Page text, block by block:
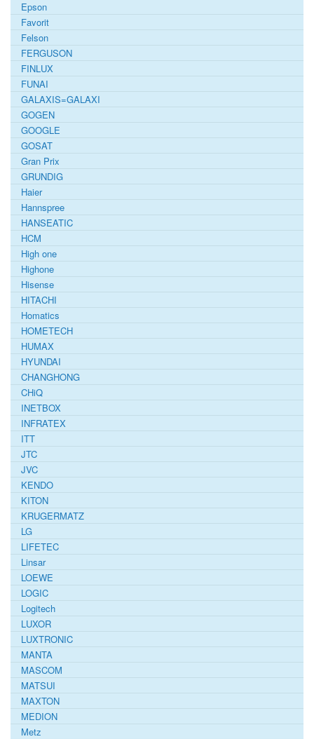
Epson
Favorit
Felson
FERGUSON
FINLUX
FUNAI
GALAXIS=GALAXI
GOGEN
GOOGLE
GOSAT
Gran Prix
GRUNDIG
Haier
Hannspree
HANSEATIC
HCM
High one
Highone
Hisense
HITACHI
Homatics
HOMETECH
HUMAX
HYUNDAI
CHANGHONG
CHiQ
INETBOX
INFRATEX
ITT
JTC
JVC
KENDO
KITON
KRUGERMATZ
LG
LIFETEC
Linsar
LOEWE
LOGIC
Logitech
LUXOR
LUXTRONIC
MANTA
MASCOM
MATSUI
MAXTON
MEDION
Metz